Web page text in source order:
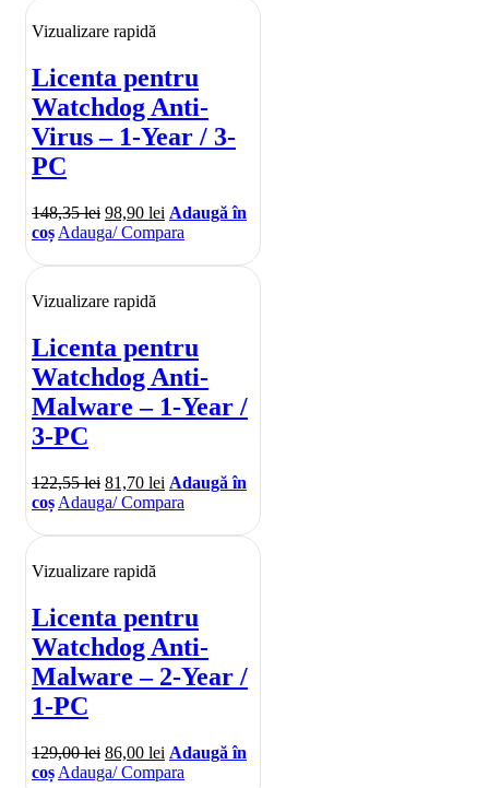
Vizualizare rapidă
Licenta pentru
Watchdog Anti-
Virus – 1-Year / 3-
PC
148,35lei 98,90 lei Adaugă în
coș Adauga/ Compara
Vizualizare rapidă
Licenta pentru
Watchdog Anti-
Malware – 1-Year /
3-PC
122,55lei 81,70 lei Adaugă în
coș Adauga/ Compara
Vizualizare rapidă
Licenta pentru
Watchdog Anti-
Malware – 2-Year /
1-PC
129,00lei 86,00 lei Adaugă în
coș Adauga/ Compara